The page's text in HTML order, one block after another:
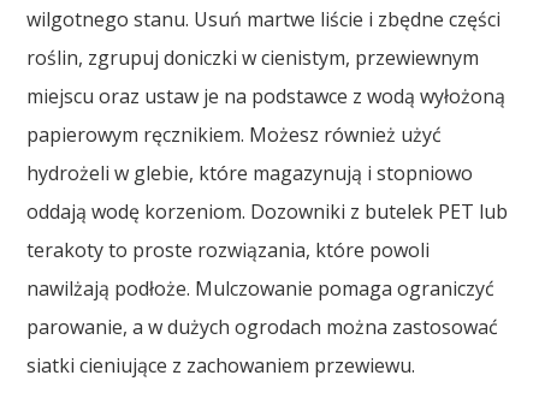
wilgotnego stanu. Usuń martwe liście i zbędne części
roślin, zgrupuj doniczki w cienistym, przewiewnym
miejscu oraz ustaw je na podstawce z wodą wyłożoną
papierowym ręcznikiem. Możesz również użyć
hydrożeli w glebie, które magazynują i stopniowo
oddają wodę korzeniom. Dozowniki z butelek PET lub
terakoty to proste rozwiązania, które powoli
nawilżają podłoże. Mulczowanie pomaga ograniczyć
parowanie, a w dużych ogrodach można zastosować
siatki cieniujące z zachowaniem przewiewu.